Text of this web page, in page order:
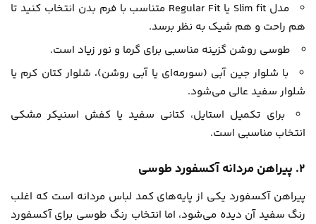
مدل Slim fit یا Regular Fit متناسب با فرم بدن انتخاب کنید تا
هم راحت و هم شیک به نظر برسد.
طوسی روشن گزینه مناسبی برای گرما و نور زیاد است.
با شلوار جین آبی (سورمه‌ای یا آبی روشن)، شلوار کتان کرم یا
شلوار سفید عالی می‌شود.
برای تکمیل استایل، کتانی سفید یا کفش اسنیکر مشکی
انتخاب مناسبی است.
۲. پیراهن مردانه آکسفورد طوسی
پیراهن آکسفورد یکی از پایه‌های کمد لباس مردانه است که اغلب
رنگ سفید آن دیده می‌شود، اما انتخاب رنگ طوسی برای آکسفورد